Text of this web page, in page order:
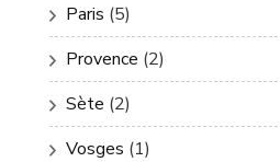
Paris (5)
Provence (2)
Sète (2)
Vosges (1)